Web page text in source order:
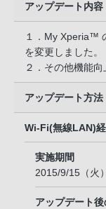
アップデート内容
１．My Xperia™
を変更しました。
２．その他機能向
アップデート方法
Wi-Fi(無線LAN)
実施期間
2015/9/15（火
アップデート